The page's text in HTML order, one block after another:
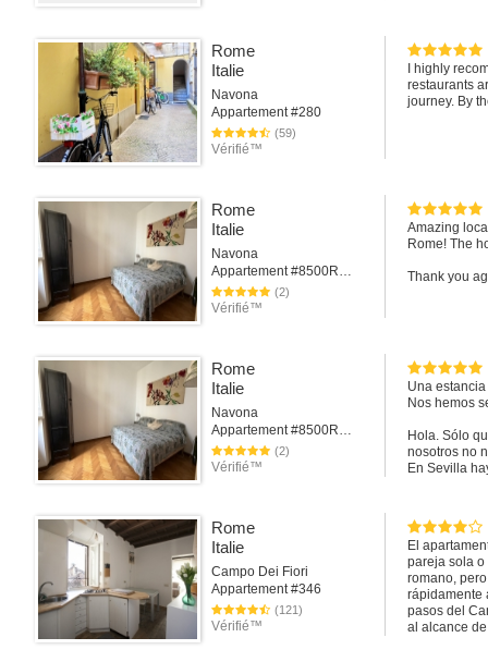
Rome
Italie
Navona
Appartement #280
(59)
Vérifié™
I highly
restaurants
journey. By
Rome
Italie
Navona
Appartement #8500Rome
(2)
Vérifié™
Amazing
Rome! The
Thank you
Rome
Italie
Navona
Appartement #8500Rome
(2)
Vérifié™
Una
Nos hemos
Hola. Sólo
nosotros no
En Sevilla
Rome
Italie
Campo Dei Fiori
Appartement #346
(121)
Vérifié™
El
pareja sola o
romano,
rápidamente
pasos del
al alcance